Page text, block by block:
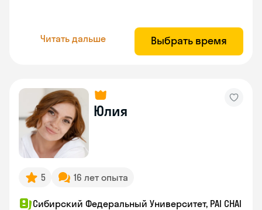
Читать дальше Выбрать время
Юлия
5 16 лет опыта
Сибирский Федеральный Университет, PAI CHAI